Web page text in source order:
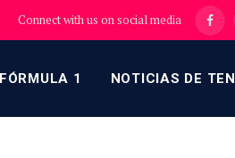
Connect with us on social media
1 NOTICIAS DE